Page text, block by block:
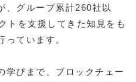
グループ累計260社以
トを支援してきた知見をも
っています。
学びまで、ブロックチェー